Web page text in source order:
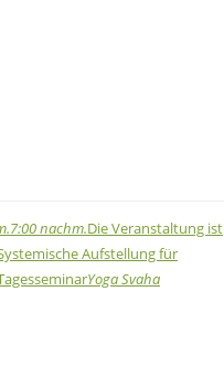
7:00 nachm.Die Veranstaltung ist
Aufstellung für
Yoga Svaha